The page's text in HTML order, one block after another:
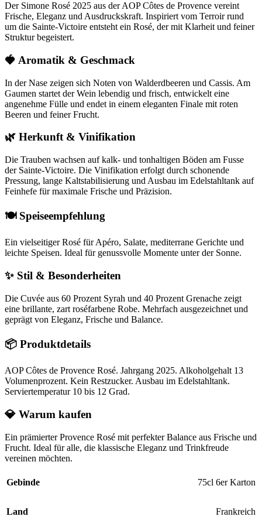
Der Simone Rosé 2025 aus der AOP Côtes de Provence vereint
Frische, Eleganz und Ausdruckskraft. Inspiriert vom Terroir rund
um die Sainte-Victoire entsteht ein Rosé, der mit Klarheit und feiner
Struktur begeistert.
🍓 Aromatik & Geschmack
In der Nase zeigen sich Noten von Walderdbeeren und Cassis. Am
Gaumen startet der Wein lebendig und frisch, entwickelt eine
angenehme Fülle und endet in einem eleganten Finale mit roten
Beeren und feiner Frucht.
🌿 Herkunft & Vinifikation
Die Trauben wachsen auf kalk- und tonhaltigen Böden am Fusse
der Sainte-Victoire. Die Vinifikation erfolgt durch schonende
Pressung, lange Kaltstabilisierung und Ausbau im Edelstahltank auf
Feinhefe für maximale Frische und Präzision.
🍽️ Speiseempfehlung
Ein vielseitiger Rosé für Apéro, Salate, mediterrane Gerichte und
leichte Speisen. Ideal für genussvolle Momente unter der Sonne.
✨ Stil & Besonderheiten
Die Cuvée aus 60 Prozent Syrah und 40 Prozent Grenache zeigt
eine brillante, zart roséfarbene Robe. Mehrfach ausgezeichnet und
geprägt von Eleganz, Frische und Balance.
📦 Produktdetails
AOP Côtes de Provence Rosé. Jahrgang 2025. Alkoholgehalt 13
Volumenprozent. Kein Restzucker. Ausbau im Edelstahltank.
Serviertemperatur 10 bis 12 Grad.
💎 Warum kaufen
Ein prämierter Provence Rosé mit perfekter Balance aus Frische und
Frucht. Ideal für alle, die klassische Eleganz und Trinkfreude
vereinen möchten.
Gebinde 75cl 6er Karton
Land Frankreich